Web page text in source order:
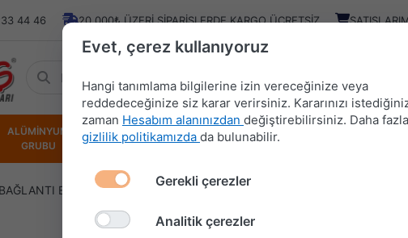
44 46 20.000₺ ÜZERI SIPARIŞLERDE KARGO ÜCRETSIZ
ALÜMİNYUM
GRUBU
HIRDAVAT
MALZEMELERİ
MUTFAK
AKSESUARLARI
BAĞLANTI ELEMANLARI MİNİFİX PLS DUBELİ M6*8mm
Evet, çerez kullanıyoruz
Hangi tanımlama bilgilerine izin vereceğinize veya
reddedeceğinize siz karar verirsiniz. Kararınızı
zaman Hesabım alanınızdan değiştirebilirsiniz. Daha
gizlilik politikamızda da bulunabilir.
Gerekli çerezler
Analitik çerezler